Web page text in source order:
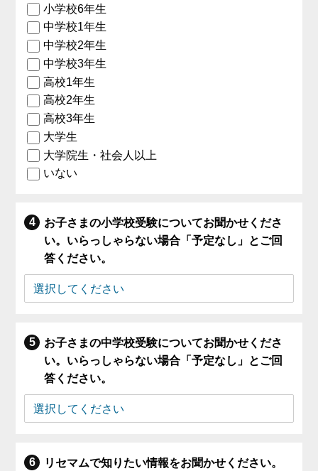
小学校6年生
中学校1年生
中学校2年生
中学校3年生
高校1年生
高校2年生
高校3年生
大学生
大学院生・社会人以上
いない
お子さまの小学校受験についてお聞かせくださ
い。いらっしゃらない場合「予定なし」とご回
答ください。
お子さまの中学校受験についてお聞かせくださ
い。いらっしゃらない場合「予定なし」とご回
答ください。
リセマムで知りたい情報をお聞かせください。